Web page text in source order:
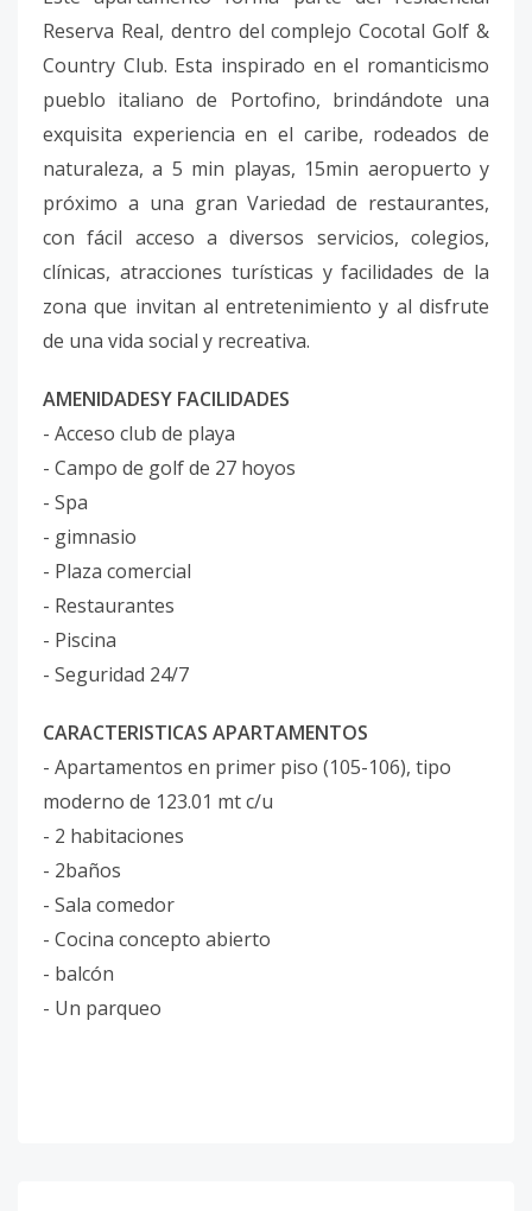
Reserva Real, dentro del complejo Cocotal Golf &
Country Club. Esta inspirado en el romanticismo
pueblo italiano de Portofino, brindándote una
exquisita experiencia en el caribe, rodeados de
naturaleza, a 5 min playas, 15min aeropuerto y
próximo a una gran Variedad de restaurantes,
con fácil acceso a diversos servicios, colegios,
clínicas, atracciones turísticas y facilidades de la
zona que invitan al entretenimiento y al disfrute
de una vida social y recreativa.
AMENIDADESY FACILIDADES
- Acceso club de playa
- Campo de golf de 27 hoyos
- Spa
- gimnasio
- Plaza comercial
- Restaurantes
- Piscina
- Seguridad 24/7
CARACTERISTICAS APARTAMENTOS
- Apartamentos en primer piso (105-106), tipo
moderno de 123.01 mt c/u
- 2 habitaciones
- 2baños
- Sala comedor
- Cocina concepto abierto
- balcón
- Un parqueo